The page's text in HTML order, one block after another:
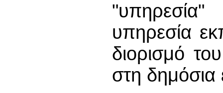
"υπηρεσία"
υπηρεσία
διορισμό
στη δημόσια